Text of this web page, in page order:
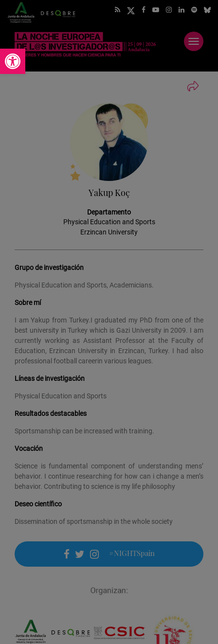
Abrir barra de herramientas
Abrir
menú
Yakup Koç
Departamento
Physical Education and Sports
Erzincan University
Grupo de investigación
Physical Education and Sports, Academicians.
Sobre mí
I am Yakup from Turkey.I graduated my PhD from one of the
best university in Turkey which is Gazi University in 2009. I am
currently working as Assistant Professor at the Faculty of
Education, Erzincan University in Erzincan, Turkey. I had also
professional football careerin various leagues.
Líneas de investigación
Physical Education and Sports
Resultados destacables
Sportsmanship can be increased with training.
Vocación
Science is fundamental component of understanding mens’
behavior. I continue researching for how can i change a men’s
behavior. Contributing to science is my life philosophy
Deseo científico
Dissemination of sportsmanship in the whole society
facebook
twitter
instagram
#NIGHTSpain